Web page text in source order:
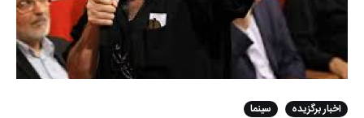
اخبار برگزیده سینما